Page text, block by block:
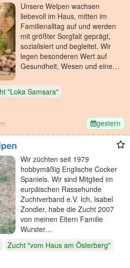
Unsere Welpen wachsen
liebevoll im Haus, mitten im
Familienalltag auf und werden
mit größter Sorgfalt geprägt,
sozialisiert und begleitet. Wir
legen besonderen Wert auf
Gesundheit, Wesen und eine…
"Loka Samsara"
gestern
Wir züchten seit 1979
hobbymäßig Englische Cocker
Spaniels. Wir sind Mitglied im
eurpäischen Rassehunde
Zuchtverband e.V. Ich, Isabel
Zondler, habe die Zucht 2007
von meinen Eltern Familie
Wurster…
Zucht "vom Haus am Österberg"